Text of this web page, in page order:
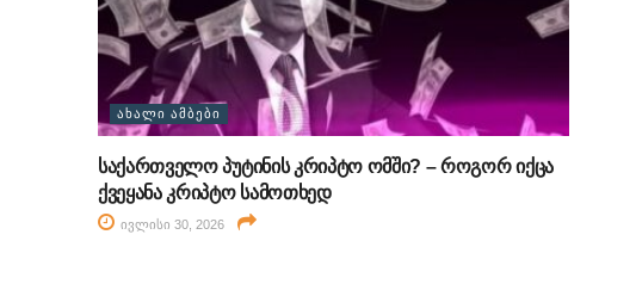
ᲐᲮᲐᲚᲘ ᲐᲛᲑᲔᲑᲘ
საქართველო პუტინის კრიპტო ომში? – როგორ იქცა
ქვეყანა კრიპტო სამოთხედ
ივლისი 30, 2026